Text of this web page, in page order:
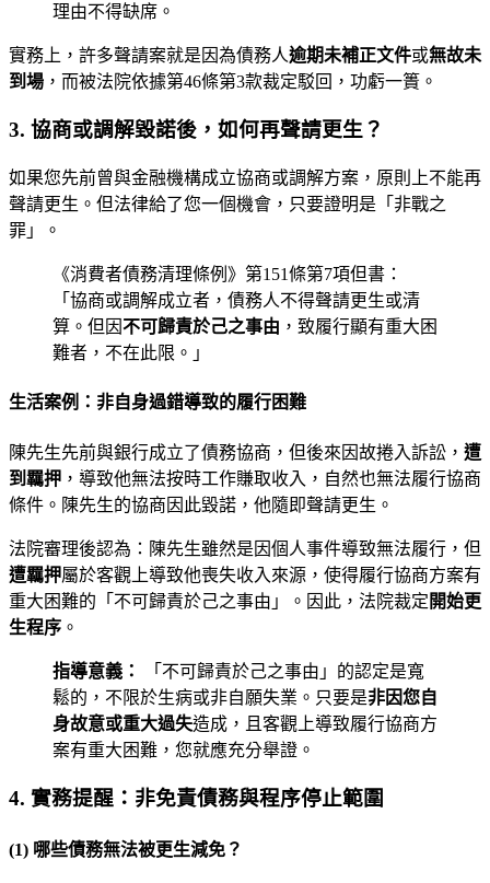
理由不得缺席。
實務上，許多聲請案就是因為債務人逾期未補正文件或無故未
到場 ，而被法院依據第46條第3款裁定駁回，功虧一簣。
3. 協商或調解毀諾後，如何再聲請更生？
如果您先前曾與金融機構成立協商或調解方案，原則上不能再
聲請更生。但法律給了您一個機會，只要證明是「非戰之
罪」。
《消費者債務清理條例》第151條第7項但書：
「協商或調解成立者，債務人不得聲請更生或清
算。但因不可歸責於己之事由 ，致履行顯有重大困
難者，不在此限。」
生活案例：非自身過錯導致的履行困難
陳先生先前與銀行成立了債務協商，但後來因故捲入訴訟， 遭
到羈押 ，導致他無法按時工作賺取收入，自然也無法履行協商
條件。陳先生的協商因此毀諾，他隨即聲請更生。
法院審理後認為：陳先生雖然是因個人事件導致無法履行，但
遭羈押屬於客觀上導致他喪失收入來源，使得履行協商方案有
重大困難的「不可歸責於己之事由」。因此，法院裁定 開始更
生程序 。
指導意義：
「不可歸責於己之事由」的認定是寬
鬆的，不限於生病或非自願失業。只要是非因您自
身故意或重大過失造成，且客觀上導致履行協商方
案有重大困難，您就應充分舉證。
4. 實務提醒：非免責債務與程序停止範圍
(1) 哪些債務無法被更生減免？